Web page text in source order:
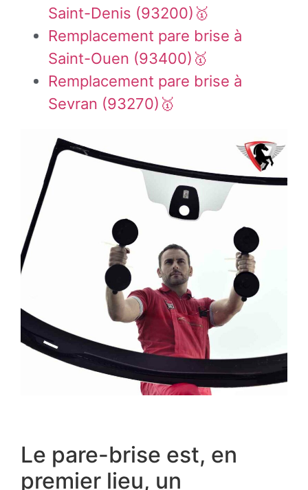
Saint-Denis (93200)🥇
Remplacement pare brise à
Saint-Ouen (93400)🥇
Remplacement pare brise à
Sevran (93270)🥇
Le pare-brise est, en
premier lieu, un